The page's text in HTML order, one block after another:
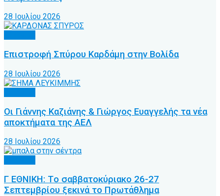
28 Ιουλίου 2026
Επιστροφή Σπύρου Καρδάμη στην Βολίδα
28 Ιουλίου 2026
Οι Γιάννης Καζιάνης & Γιώργος Ευαγγελής τα νέα
αποκτήματα της ΑΕΛ
28 Ιουλίου 2026
Γ ΕΘΝΙΚΗ: Tο σαββατοκύριακο 26-27
Σεπτεμβρίου ξεκινά το Πρωτάθλημα